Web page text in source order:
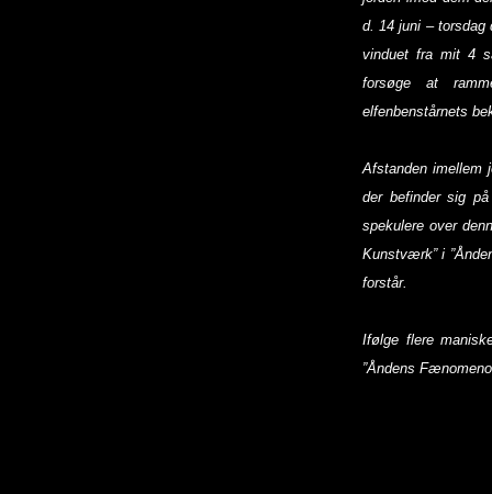
d. 14 juni –
vinduet fra mit 4
forsøge at
elfenbenstårnets
Afstanden imellem
der befinder sig
spekulere over
Kunstværk” i
forstår.
Ifølge flere
”Åndens